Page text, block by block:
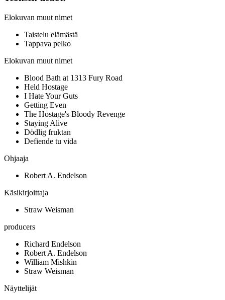
Elokuvan muut nimet
Taistelu elämästä
Tappava pelko
Elokuvan muut nimet
Blood Bath at 1313 Fury Road
Held Hostage
I Hate Your Guts
Getting Even
The Hostage's Bloody Revenge
Staying Alive
Dödlig fruktan
Defiende tu vida
Ohjaaja
Robert A. Endelson
Käsikirjoittaja
Straw Weisman
producers
Richard Endelson
Robert A. Endelson
William Mishkin
Straw Weisman
Näyttelijät